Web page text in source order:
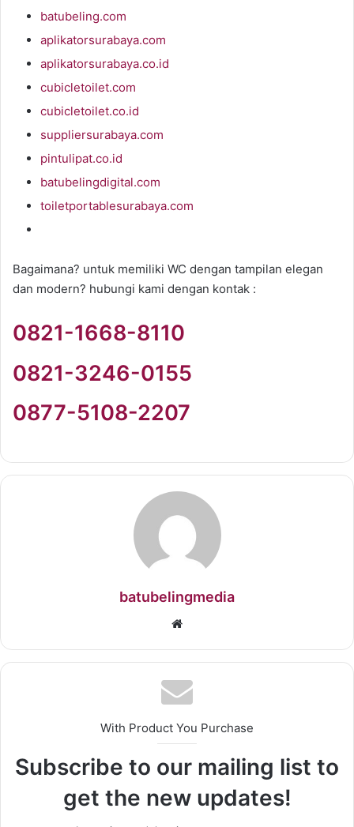
batubeling.com
aplikatorsurabaya.com
aplikatorsurabaya.co.id
cubicletoilet.com
cubicletoilet.co.id
suppliersurabaya.com
pintulipat.co.id
batubelingdigital.com
toiletportablesurabaya.com
Bagaimana? untuk memiliki WC dengan tampilan elegan
dan modern? hubungi kami dengan kontak :
0821-1668-8110
0821-3246-0155
0877-5108-2207
batubelingmedia
With Product You Purchase
Subscribe to our mailing list to
get the new updates!